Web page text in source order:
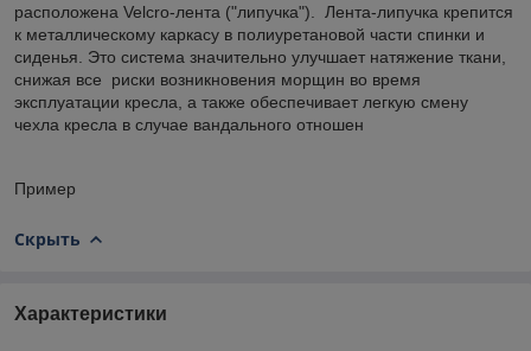
расположена Velcro-лента ("липучка"). Лента-липучка крепится
к металлическому каркасу в полиуретановой части спинки и
сиденья. Это система значительно улучшает натяжение ткани,
снижая все риски возникновения морщин во время
эксплуатации кресла, а также обеспечивает легкую смену
чехла кресла в случае вандального отношен
Пример
Скрыть
Характеристики